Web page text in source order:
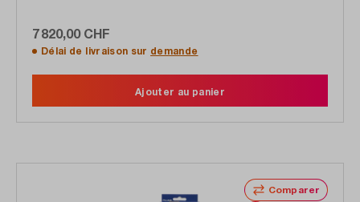
7 820,00 CHF
Délai de livraison sur demande
Ajouter au panier
Comparer